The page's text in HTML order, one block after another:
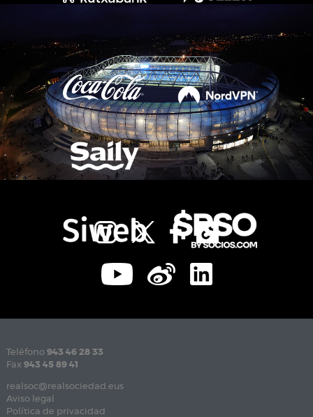
Teléfono 943 46 28 33
Fax 943 45 89 41
realsoc@realsociedad.eus
Aviso legal
Política de privacidad